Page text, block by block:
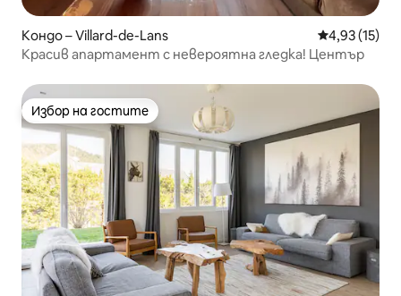
Кондо – Villard-de-Lans Средна
4,93 (15)
Красив апартамент с невероятна гледка! Център
Избор на гостите
Избор на гостите